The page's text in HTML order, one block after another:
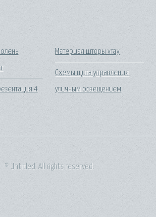
4
Материал шторы vray
Схемы щита управления
уличным освещением
© Untitled. All rights reserved.